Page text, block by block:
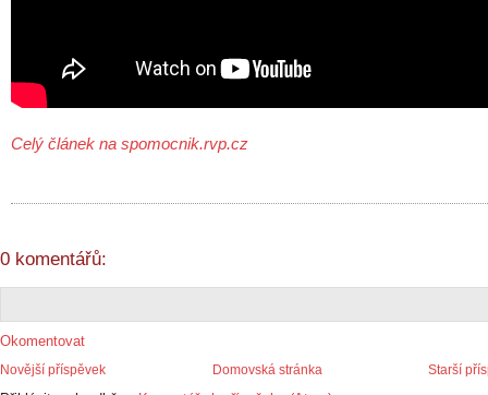
Celý článek na spomocnik.rvp.cz
0 komentářů:
Okomentovat
Novější příspěvek Starší
Domovská stránka